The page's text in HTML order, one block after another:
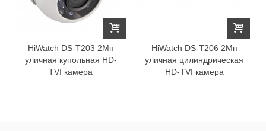
HiWatch DS-T203 2Мп
уличная купольная HD-
TVI камера
HiWatch DS-T206 2Мп
уличная цилиндрическая
HD-TVI камера